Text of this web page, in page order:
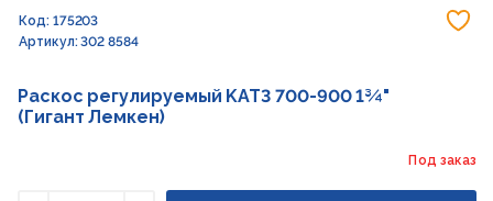
Код: 175203
Артикул: 302 8584
Раскос регулируемый KAT3 700-900 1¾"
(Гигант Лемкен)
Под заказ